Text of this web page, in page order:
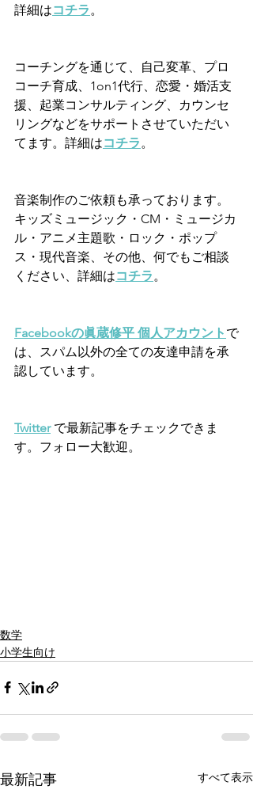
詳細はコチラ。
コーチングを通じて、自己変革、プロ
コーチ育成、1on1代行、恋愛・婚活支
援、起業コンサルティング、カウンセ
リングなどをサポートさせていただい
てます。詳細はコチラ。
音楽制作のご依頼も承っております。
キッズミュージック・CM・ミュージカ
ル・アニメ主題歌・ロック・ポップ
ス・現代音楽、その他、何でもご相談
ください、詳細はコチラ。
Facebookの眞蔵修平 個人アカウント で
は、スパム以外の全ての友達申請を承
認しています。
Twitter で最新記事をチェックできま
す。フォロー大歓迎。
数学
小学生向け
最新記事 すべて表示